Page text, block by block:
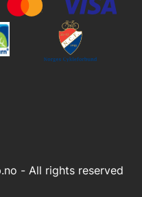
- All rights reserved